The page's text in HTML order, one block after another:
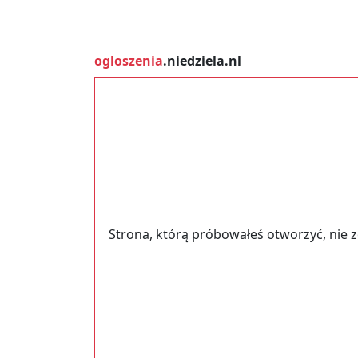
ogloszenia.niedziela.nl
Strona, którą próbowałeś otworzyć, nie